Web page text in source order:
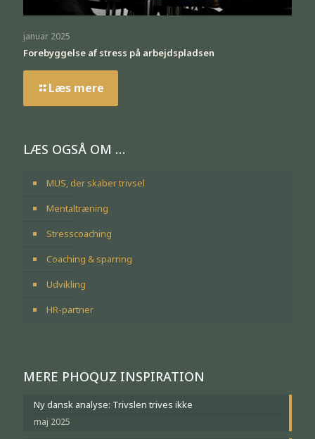
januar 2025
Forebyggelse af stress på arbejdspladsen
Læs mere
LÆS OGSÅ OM …
MUS, der skaber trivsel
Mentaltræning
Stresscoaching
Coaching & sparring
Udvikling
HR-partner
MERE PHOQUZ INSPIRATION
Ny dansk analyse: Trivslen trives ikke
maj 2025